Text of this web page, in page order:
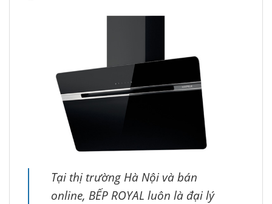
Tại thị trường Hà Nội và bán
online, BẾP ROYAL luôn là đại lý